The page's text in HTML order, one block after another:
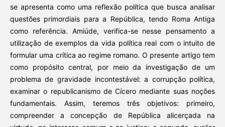
se apresenta como uma reflexão política que busca analisar
questões primordiais para a República, tendo Roma Antiga
como referência. Amiúde, verifica-se nesse pensamento a
utilização de exemplos da vida política real com o intuito de
formular uma crítica ao regime romano. O presente artigo tem
como propósito central, por meio da investigação de um
problema de gravidade incontestável: a corrupção política,
examinar o republicanismo de Cícero mediante suas noções
fundamentais. Assim, teremos três objetivos: primeiro,
compreender a concepção de República alicerçada na